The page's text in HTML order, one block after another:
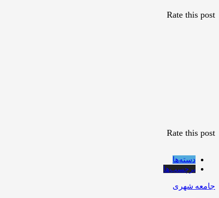
Rate this post
Rate this post
دسته‌ها
برچسب‌ها
جامعه شهری